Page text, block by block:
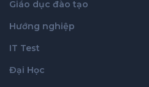
Giáo dục đào tạo
Hướng nghiệp
IT Test
Đại Học